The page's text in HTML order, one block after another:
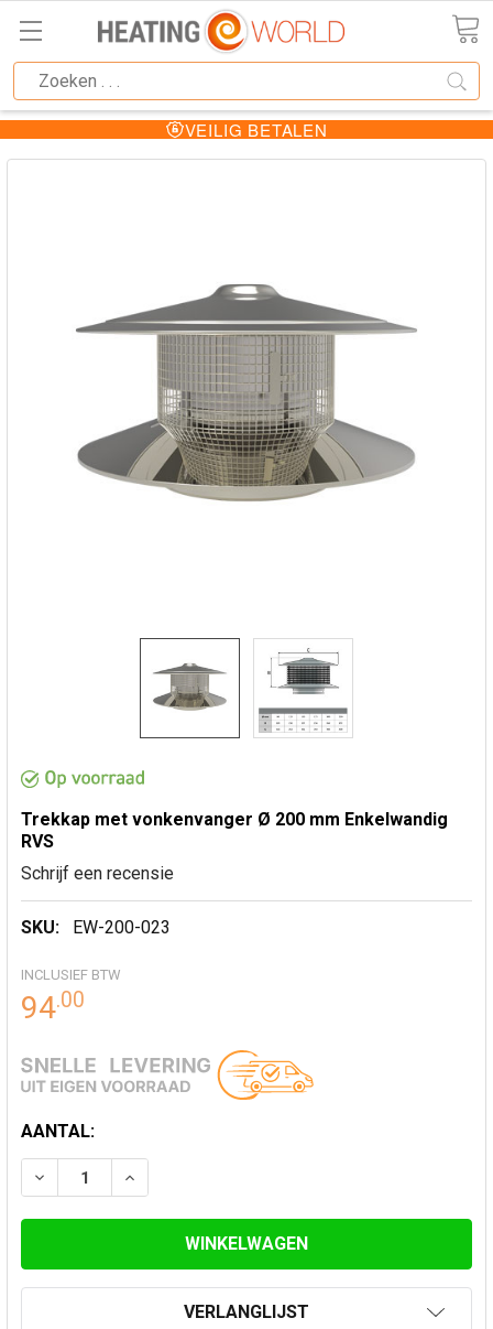
VEILIG BETALEN
Trekkap met vonkenvanger Ø 200 mm Enkelwandig
RVS
Schrijf een recensie
SKU: EW-200-023
INCLUSIEF BTW
94.00
HUIDIGE
VOORRAAD:
AANTAL:
VERLAAG AANTAL VAN TREKKAP MET
VERHOOG AANTAL VAN TREKKAP MET
VERLANGLIJST